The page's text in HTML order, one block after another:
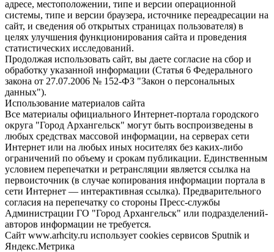
адресе, местоположении, типе и версии операционной
системы, типе и версии браузера, источнике переадресации на
сайт, и сведения об открытых страницах пользователя) в
целях улучшения функционирования сайта и проведения
статистических исследований.
Продолжая использовать сайт, вы даете согласие на сбор и
обработку указанной информации (Статья 6 Федерального
закона от 27.07.2006 № 152-ФЗ "Закон о персональных
данных").
Использование материалов сайта
Все материалы официального Интернет-портала городского
округа "Город Архангельск" могут быть воспроизведены в
любых средствах массовой информации, на серверах сети
Интернет или на любых иных носителях без каких-либо
ограничений по объему и срокам публикации. Единственным
условием перепечатки и ретрансляции является ссылка на
первоисточник (в случае копирования информации портала в
сети Интернет — интерактивная ссылка). Предварительного
согласия на перепечатку со стороны Пресс-службы
Администрации ГО "Город Архангельск" или подразделений-
авторов информации не требуется.
Сайт www.arhcity.ru использует cookies сервисов Sputnik и
Яндекс.Метрика